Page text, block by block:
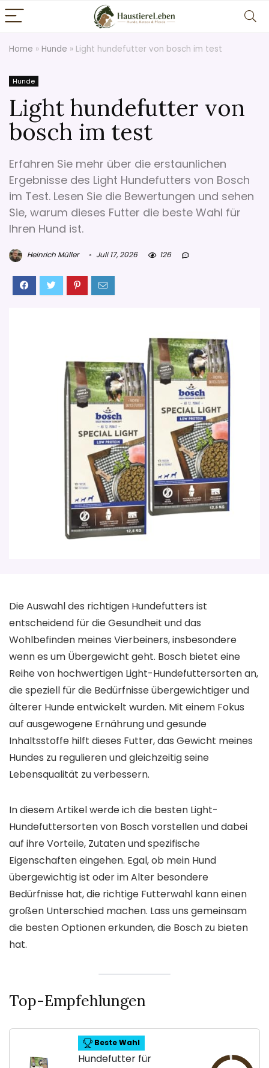
Home » Hunde » Light hundefutter von bosch im test
Hunde
Light hundefutter von
bosch im test
Erfahren Sie mehr über die erstaunlichen
Ergebnisse des Light Hundefutters von Bosch
im Test. Lesen Sie die Bewertungen und sehen
Sie, warum dieses Futter die beste Wahl für
Ihren Hund ist.
Heinrich Müller Juli 17, 2026 126
Die Auswahl des richtigen Hundefutters ist
entscheidend für die Gesundheit und das
Wohlbefinden meines Vierbeiners, insbesondere
wenn es um Übergewicht geht. Bosch bietet eine
Reihe von hochwertigen Light-Hundefuttersorten an,
die speziell für die Bedürfnisse übergewichtiger und
älterer Hunde entwickelt wurden. Mit einem Fokus
auf ausgewogene Ernährung und gesunde
Inhaltsstoffe hilft dieses Futter, das Gewicht meines
Hundes zu regulieren und gleichzeitig seine
Lebensqualität zu verbessern.
In diesem Artikel werde ich die besten Light-
Hundefuttersorten von Bosch vorstellen und dabei
auf ihre Vorteile, Zutaten und spezifische
Eigenschaften eingehen. Egal, ob mein Hund
übergewichtig ist oder im Alter besondere
Bedürfnisse hat, die richtige Futterwahl kann einen
großen Unterschied machen. Lass uns gemeinsam
die besten Optionen erkunden, die Bosch zu bieten
hat.
Top-Empfehlungen
Beste Wahl
Hundefutter für